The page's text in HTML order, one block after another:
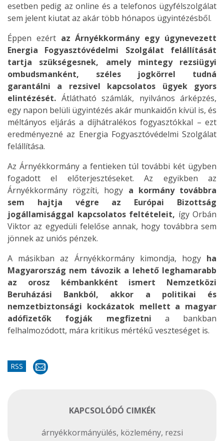
esetben pedig az online és a telefonos ügyfélszolgálat
sem jelent kiutat az akár több hónapos ügyintézésből.
Éppen ezért az Árnyékkormány egy úgynevezett
Energia Fogyasztóvédelmi Szolgálat felállítását
tartja szükségesnek, amely mintegy rezsiügyi
ombudsmanként, széles jogkörrel tudná
garantálni a rezsivel kapcsolatos ügyek gyors
elintézését. Átlátható számlák, nyilvános árképzés,
egy napon belüli ügyintézés akár munkaidőn kívül is, és
méltányos eljárás a díjhátralékos fogyasztókkal – ezt
eredményezné az Energia Fogyasztóvédelmi Szolgálat
felállítása.
Az Árnyékkormány a fentieken túl további két ügyben
fogadott el előterjesztéseket. Az egyikben az
Árnyékkormány rögzíti, hogy a kormány továbbra
sem hajtja végre az Európai Bizottság
jogállamisággal kapcsolatos feltételeit, így Orbán
Viktor az egyedüli felelőse annak, hogy továbbra sem
jönnek az uniós pénzek.
A másikban az Árnyékkormány kimondja, hogy ha
Magyarország nem távozik a lehető leghamarabb
az orosz kémbankként ismert Nemzetközi
Beruházási Bankból, akkor a politikai és
nemzetbiztonsági kockázatok mellett a magyar
adófizetők fogják megfizetni a bankban
felhalmozódott, mára kritikus mértékű veszteséget is.
RSS
KAPCSOLÓDÓ CIMKÉK
árnyékkormányülés, közlemény, rezsi